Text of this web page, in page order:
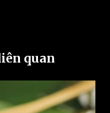
quan